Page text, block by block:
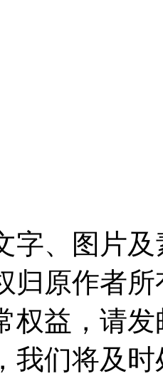
字、图片
归原作者
权益，请发
我们将及时